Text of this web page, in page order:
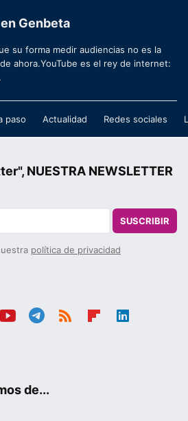
Genbeta
su forma medir audiencias no es la
ahora.YouTube es el rey de internet:
paso Actualidad Redes sociales
NUESTRA NEWSLETTER
SUSCRIBIR
política de privacidad
de...